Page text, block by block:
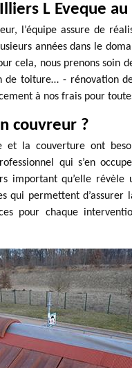
L Eveque
l’équipe assure de
années dans le
cela, nous prenons soin
de toiture… - rénovation
à nos frais pour
couvreur ?
et la couverture ont
qui s’en
important qu’elle
qui permettent
pour chaque